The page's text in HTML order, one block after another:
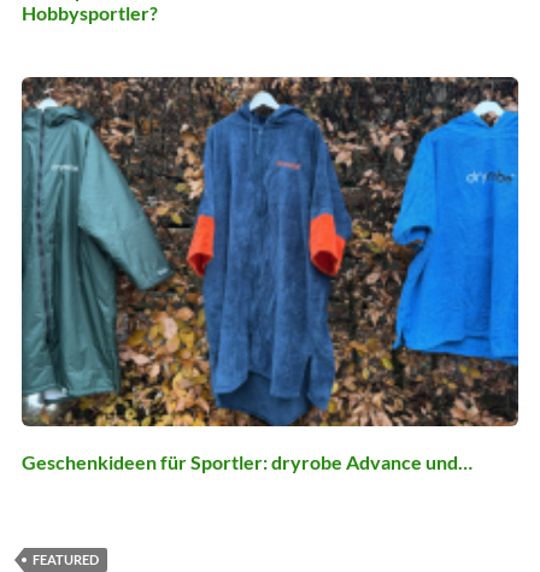
Hobbysportler?
Geschenkideen für Sportler: dryrobe Advance und…
FEATURED